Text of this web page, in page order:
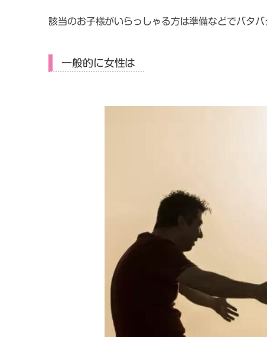
該当のお子様がいらっしゃる方は準備などでバタ
一般的に女性は